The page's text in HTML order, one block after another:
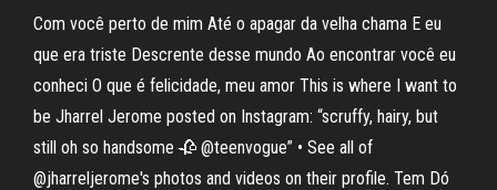
Com você perto de mim Até o apagar da velha chama E eu
que era triste Descrente desse mundo Ao encontrar você eu
conheci O que é felicidade, meu amor This is where I want to
be Jharrel Jerome posted on Instagram: “scruffy, hairy, but
still oh so handsome 🥀 @teenvogue” • See all of
@jharreljerome's photos and videos on their profile. Tem Dó